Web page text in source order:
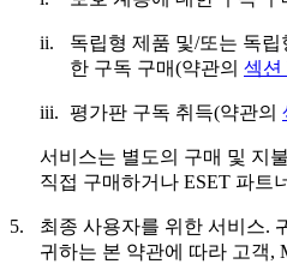
ii.
독립형 제품 및/또는 독
한 구독 구매(약관의 섹션
iii. 평가판 구독 취득(약관의
서비스는 별도의 구매 및 지
직접 구매하거나 ESET 파트
5. 최종 사용자를 위한 서비스.
귀하는 본 약관에 따라 고객,